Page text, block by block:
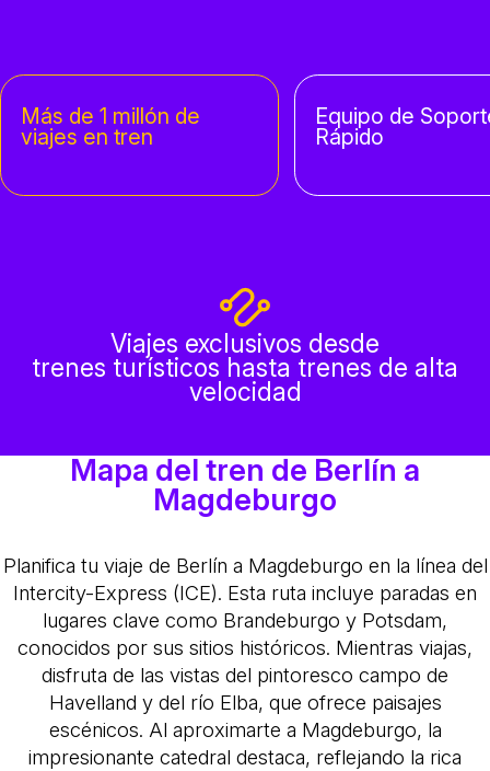
Más de 1 millón de
viajes en tren
Equipo de
Rápido
Viajes exclusivos desde
trenes turísticos hasta trenes de alta
velocidad
Mapa del tren de Berlín a
Magdeburgo
Planifica tu viaje de Berlín a Magdeburgo en la línea del
Intercity-Express (ICE). Esta ruta incluye paradas en
lugares clave como Brandeburgo y Potsdam,
conocidos por sus sitios históricos. Mientras viajas,
disfruta de las vistas del pintoresco campo de
Havelland y del río Elba, que ofrece paisajes
escénicos. Al aproximarte a Magdeburgo, la
impresionante catedral destaca, reflejando la rica